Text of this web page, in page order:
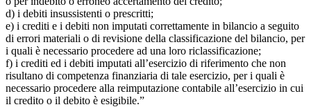
d) i debiti insussistenti o prescritti;
e) i crediti e i debiti non imputati correttamente in bilancio a seguito
di errori materiali o di revisione della classificazione del bilancio, per
i quali è necessario procedere ad una loro riclassificazione;
f) i crediti ed i debiti imputati all’esercizio di riferimento che non
risultano di competenza finanziaria di tale esercizio, per i quali è
necessario procedere alla reimputazione contabile all’esercizio in cui
il credito o il debito è esigibile.”